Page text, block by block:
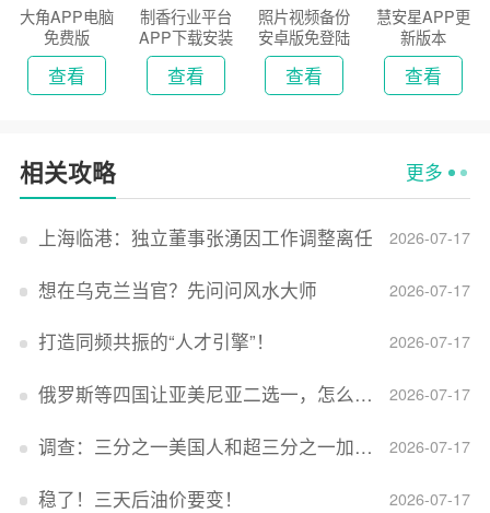
大角APP电脑
免费版
查看
制香行业平台
APP下载安装
2026
查看
照片视频备份
安卓版免登陆
版
查看
慧安星APP更
新版本
查看
相关攻略 更多
2026-07-17
上海临港：独立董事张湧因工作调整离任
2026-07-17
想在乌克兰当官？先问问风水大师
2026-07-17
打造同频共振的“人才引擎”！
2026-07-17
俄罗斯等四国让亚美尼亚二选一，怎么回事？
2026-07-17
调查：三分之一美国人和超三分之一加拿大人感到经济压力
2026-07-17
稳了！三天后油价要变！